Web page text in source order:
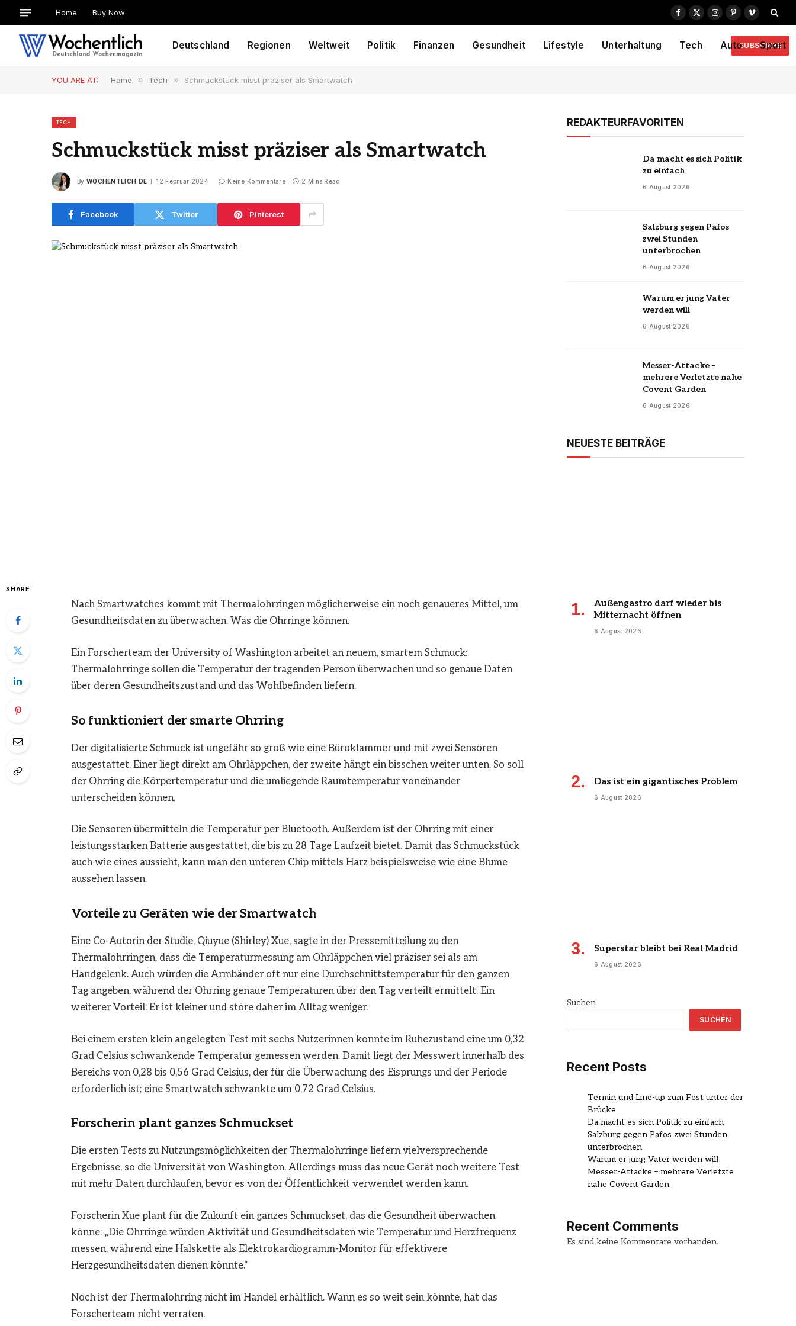
Home Buy Now
Facebook
X
Instagram
PinterestVimeo
Deutschland Regionen Weltweit Politik Finanzen Gesundheit Lifestyle Unterhaltung Tech Auto Sport
SUBSCRIBE
YOU ARE AT: Home » Tech » Schmuckstück misst präziser als Smartwatch
TECH
Schmuckstück misst präziser als Smartwatch
By WOCHENTLICH.DE 12 Februar 2024 Keine Kommentare 2 Mins Read
Facebook Twitter Pinterest
SHARE
Nach Smartwatches kommt mit Thermalohrringen möglicherweise ein noch genaueres Mittel, um
Gesundheitsdaten zu überwachen. Was die Ohrringe können.
Ein Forscherteam der University of Washington arbeitet an neuem, smartem Schmuck:
Thermalohrringe sollen die Temperatur der tragenden Person überwachen und so genaue Daten
über deren Gesundheitszustand und das Wohlbefinden liefern.
So funktioniert der smarte Ohrring
Der digitalisierte Schmuck ist ungefähr so groß wie eine Büroklammer und mit zwei Sensoren
ausgestattet. Einer liegt direkt am Ohrläppchen, der zweite hängt ein bisschen weiter unten. So soll
der Ohrring die Körpertemperatur und die umliegende Raumtemperatur voneinander
unterscheiden können.
Die Sensoren übermitteln die Temperatur per Bluetooth. Außerdem ist der Ohrring mit einer
leistungsstarken Batterie ausgestattet, die bis zu 28 Tage Laufzeit bietet. Damit das Schmuckstück
auch wie eines aussieht, kann man den unteren Chip mittels Harz beispielsweise wie eine Blume
aussehen lassen.
Vorteile zu Geräten wie der Smartwatch
Eine Co-Autorin der Studie, Qiuyue (Shirley) Xue, sagte in der Pressemitteilung zu den
Thermalohrringen, dass die Temperaturmessung am Ohrläppchen viel präziser sei als am
Handgelenk. Auch würden die Armbänder oft nur eine Durchschnittstemperatur für den ganzen
Tag angeben, während der Ohrring genaue Temperaturen über den Tag verteilt ermittelt. Ein
weiterer Vorteil: Er ist kleiner und störe daher im Alltag weniger.
Bei einem ersten klein angelegten Test mit sechs Nutzerinnen konnte im Ruhezustand eine um 0,32
Grad Celsius schwankende Temperatur gemessen werden. Damit liegt der Messwert innerhalb des
Bereichs von 0,28 bis 0,56 Grad Celsius, der für die Überwachung des Eisprungs und der Periode
erforderlich ist; eine Smartwatch schwankte um 0,72 Grad Celsius.
Forscherin plant ganzes Schmuckset
Die ersten Tests zu Nutzungsmöglichkeiten der Thermalohrringe liefern vielversprechende
Ergebnisse, so die Universität von Washington. Allerdings muss das neue Gerät noch weitere Test
mit mehr Daten durchlaufen, bevor es von der Öffentlichkeit verwendet werden kann.
Forscherin Xue plant für die Zukunft ein ganzes Schmuckset, das die Gesundheit überwachen
könne: „Die Ohrringe würden Aktivität und Gesundheitsdaten wie Temperatur und Herzfrequenz
messen, während eine Halskette als Elektrokardiogramm-Monitor für effektivere
Herzgesundheitsdaten dienen könnte.“
Noch ist der Thermalohrring nicht im Handel erhältlich. Wann es so weit sein könnte, hat das
Forscherteam nicht verraten.
REDAKTEURFAVORITEN
Da macht es sich Politik
zu einfach
6 August 2026
Salzburg gegen Pafos
zwei Stunden
unterbrochen
6 August 2026
Warum er jung Vater
werden will
6 August 2026
Messer-Attacke –
mehrere Verletzte nahe
Covent Garden
6 August 2026
NEUESTE BEITRÄGE
Außengastro darf wieder bis
Mitternacht öffnen
6 August 2026
Das ist ein gigantisches Problem
6 August 2026
Superstar bleibt bei Real Madrid
6 August 2026
Suchen
SUCHEN
Recent Posts
Termin und Line-up zum Fest unter der
Brücke
Da macht es sich Politik zu einfach
Salzburg gegen Pafos zwei Stunden
unterbrochen
Warum er jung Vater werden will
Messer-Attacke – mehrere Verletzte
nahe Covent Garden
Recent Comments
Es sind keine Kommentare vorhanden.